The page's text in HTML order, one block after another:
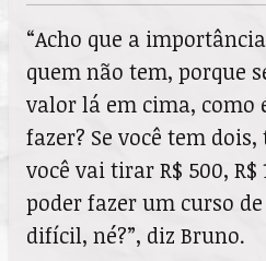
“Acho que a
quem não tem, porque
valor lá em cima, como
fazer? Se você tem
você vai tirar R$ 500, R$
poder fazer um curso
difícil, né?”, diz Bruno.